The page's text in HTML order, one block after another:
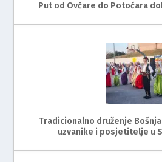
Put od Ovčare do Potočara
Tradicionalno druženje
uzvanike i posjetitelje u